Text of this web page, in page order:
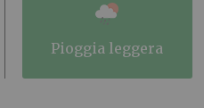
pioggia leggera